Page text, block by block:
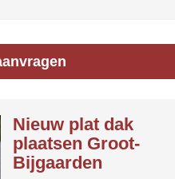
Nieuw plat dak
plaatsen Groot-
Bijgaarden